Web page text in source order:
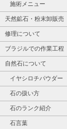
施術メニュー
天然鉱石・粉末卸販売
修理について
ブラジルでの作業工程
自然石について
イヤシロチパウダー
石の扱い方
石のランク紹介
石言葉